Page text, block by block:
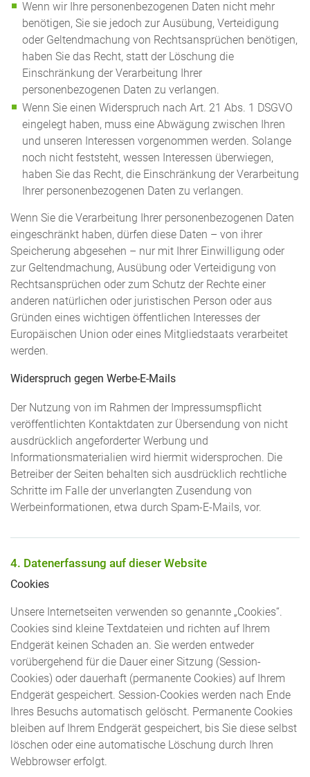
Wenn wir Ihre personenbezogenen Daten nicht mehr
benötigen, Sie sie jedoch zur Ausübung, Verteidigung
oder Geltendmachung von Rechtsansprüchen benötigen,
haben Sie das Recht, statt der Löschung die
Einschränkung der Verarbeitung Ihrer
personenbezogenen Daten zu verlangen.
Wenn Sie einen Widerspruch nach Art. 21 Abs. 1 DSGVO
eingelegt haben, muss eine Abwägung zwischen Ihren
und unseren Interessen vorgenommen werden. Solange
noch nicht feststeht, wessen Interessen überwiegen,
haben Sie das Recht, die Einschränkung der Verarbeitung
Ihrer personenbezogenen Daten zu verlangen.
Wenn Sie die Verarbeitung Ihrer personenbezogenen Daten
eingeschränkt haben, dürfen diese Daten – von ihrer
Speicherung abgesehen – nur mit Ihrer Einwilligung oder
zur Geltendmachung, Ausübung oder Verteidigung von
Rechtsansprüchen oder zum Schutz der Rechte einer
anderen natürlichen oder juristischen Person oder aus
Gründen eines wichtigen öffentlichen Interesses der
Europäischen Union oder eines Mitgliedstaats verarbeitet
werden.
Widerspruch gegen Werbe-E-Mails
Der Nutzung von im Rahmen der Impressumspflicht
veröffentlichten Kontaktdaten zur Übersendung von nicht
ausdrücklich angeforderter Werbung und
Informationsmaterialien wird hiermit widersprochen. Die
Betreiber der Seiten behalten sich ausdrücklich rechtliche
Schritte im Falle der unverlangten Zusendung von
Werbeinformationen, etwa durch Spam-E-Mails, vor.
4. Datenerfassung auf dieser Website
Cookies
Unsere Internetseiten verwenden so genannte „Cookies“.
Cookies sind kleine Textdateien und richten auf Ihrem
Endgerät keinen Schaden an. Sie werden entweder
vorübergehend für die Dauer einer Sitzung (Session-
Cookies) oder dauerhaft (permanente Cookies) auf Ihrem
Endgerät gespeichert. Session-Cookies werden nach Ende
Ihres Besuchs automatisch gelöscht. Permanente Cookies
bleiben auf Ihrem Endgerät gespeichert, bis Sie diese selbst
löschen oder eine automatische Löschung durch Ihren
Webbrowser erfolgt.